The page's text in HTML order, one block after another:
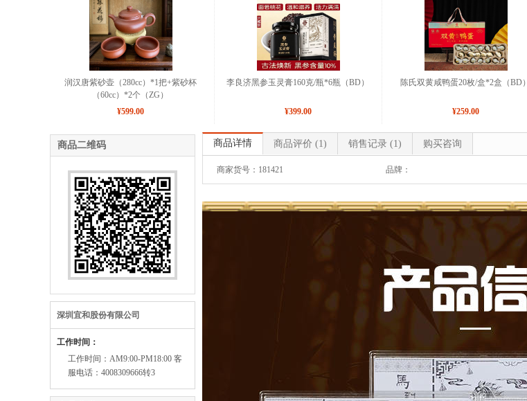
润汉唐紫砂壶（280cc）*1把+紫砂杯
（60cc）*2个（ZG）
¥599.00
李良济黑参玉灵膏160克/瓶*6瓶（BD）
¥399.00
陈氏双黄咸鸭蛋20枚/盒*2盒（BD）
¥259.00
商品详情 商品评价 (1) 销售记录 (1) 购买咨询
商家货号：181421 品牌：
商品二维码
深圳宜和股份有限公司
工作时间：
工作时间：AM9:00-PM18:00 客
服电话：4008309666转3